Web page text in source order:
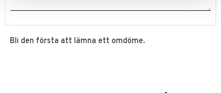
Bli den första att lämna ett omdöme.